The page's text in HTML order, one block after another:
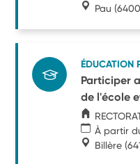
Pau
ÉDUCATION
Participer
de l'école
À partir
Billère